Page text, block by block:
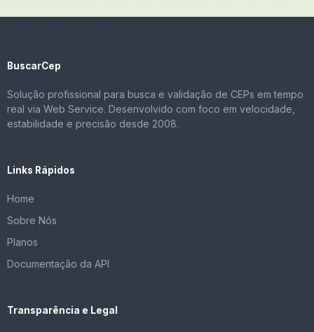
BuscarCep
Solução profissional para busca e validação de CEPs em tempo
real via Web Service. Desenvolvido com foco em velocidade,
estabilidade e precisão desde 2008.
Links Rápidos
Home
Sobre Nós
Planos
Documentação da API
Transparência e Legal